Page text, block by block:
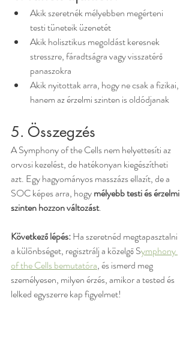
Akik szeretnék mélyebben megérteni
testi tüneteik üzenetét
Akik holisztikus megoldást keresnek
stresszre, fáradtságra vagy visszatérő
panaszokra
Akik nyitottak arra, hogy ne csak a fizikai,
hanem az érzelmi szinten is oldódjanak
5. Összegzés
A Symphony of the Cells nem helyettesíti az
orvosi kezelést, de hatékonyan kiegészítheti
azt. Egy hagyományos masszázs ellazít, de a
SOC képes arra, hogy mélyebb testi és érzelmi
szinten hozzon változást.
Következő lépés: Ha szeretnéd megtapasztalni
a különbséget, regisztrálj a közelgő Symphony
of the Cells bemutatóra, és ismerd meg
személyesen, milyen érzés, amikor a tested és
lelked egyszerre kap figyelmet!